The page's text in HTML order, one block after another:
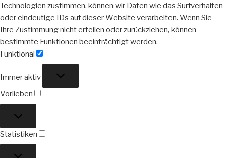
Technologien zustimmen, können wir Daten wie das Surfverhalten
oder eindeutige IDs auf dieser Website verarbeiten. Wenn Sie
Ihre Zustimmung nicht erteilen oder zurückziehen, können
bestimmte Funktionen beeinträchtigt werden.
Funktional
Immer aktiv
Vorlieben
Statistiken